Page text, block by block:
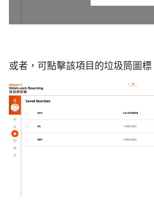
或者，可點擊該項目的垃圾筒圖